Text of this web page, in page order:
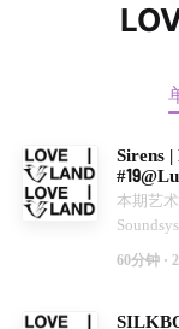
Sirens
本期艺
色影响
各式各
60分钟 ·